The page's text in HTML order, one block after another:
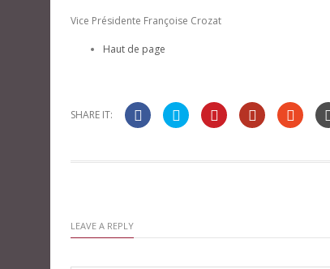
Vice Présidente Françoise Crozat
Haut de page
SHARE IT:
LEAVE A REPLY